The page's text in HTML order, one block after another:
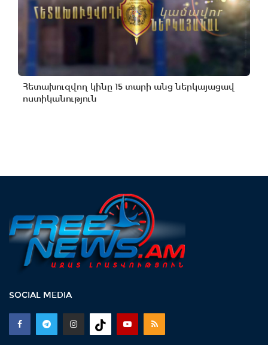
Հետախուզվող կինը 15 տարի անց ներկայացավ
ոստիկանություն
SOCIAL MEDIA